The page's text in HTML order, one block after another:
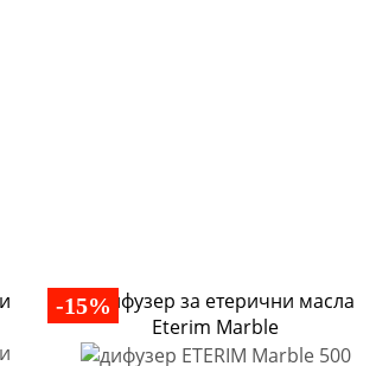
-15%